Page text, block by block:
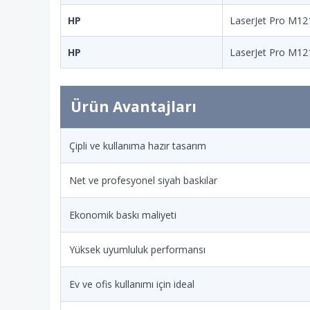
HP LaserJet Pro
HP LaserJet Pro
Ürün Avantajları
Çipli ve kullanıma hazır tasarım
Net ve profesyonel siyah baskılar
Ekonomik baskı maliyeti
Yüksek uyumluluk performansı
Ev ve ofis kullanımı için ideal